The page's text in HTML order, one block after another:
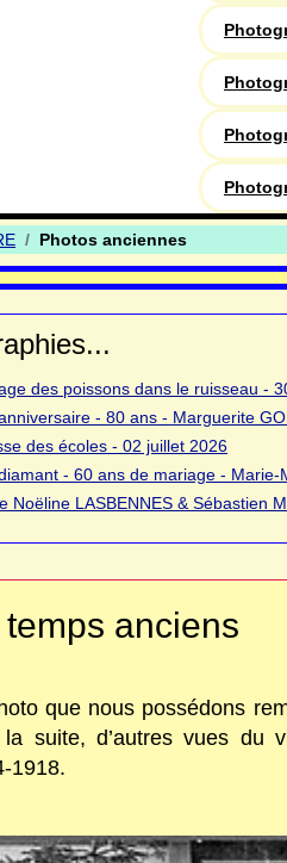
Photos anciennes
des poissons dans le ruisseau -
- 80 ans - Marguerite
des écoles - 02 juillet 2026
- 60 ans de mariage -
Noëline LASBENNES & Sébastien
anciens
que nous possédons
suite, d’autres vues du
1918.